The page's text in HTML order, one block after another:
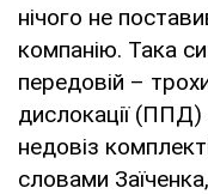
нічого не
компанію. Така
передовій –
дислокації
недовіз
словами